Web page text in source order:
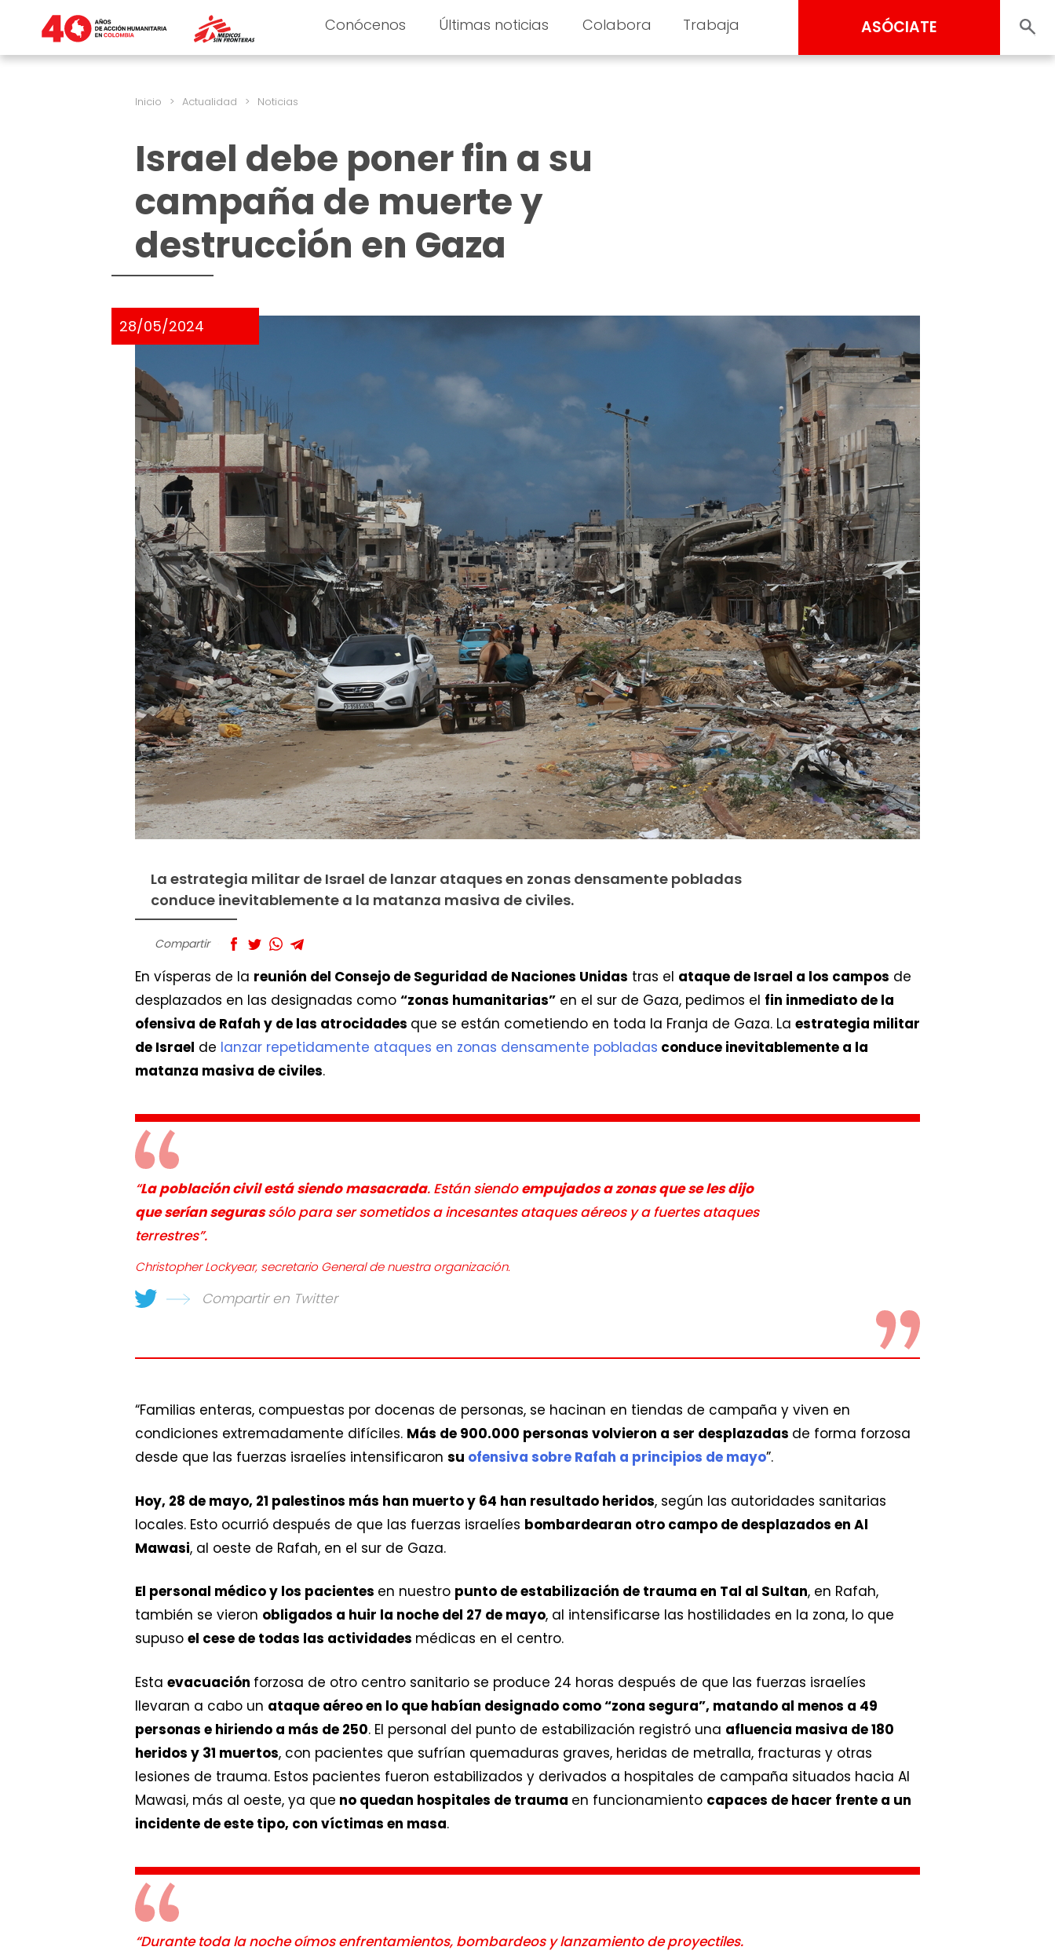
Conócenos Últimas noticias Colabora Trabaja ASÓCIATE
Inicio > Actualidad > Noticias
Israel debe poner fin a su
campaña de muerte y
destrucción en Gaza
28/05/2024
La estrategia militar de Israel de lanzar ataques en zonas densamente pobladas
conduce inevitablemente a la matanza masiva de civiles.
Compartir
En vísperas de la reunión del Consejo de Seguridad de Naciones Unidas tras el ataque de Israel a los campos de
desplazados en las designadas como “zonas humanitarias” en el sur de Gaza, pedimos el fin inmediato de la
ofensiva de Rafah y de las atrocidades que se están cometiendo en toda la Franja de Gaza. La estrategia militar
de Israel de lanzar repetidamente ataques en zonas densamente pobladas conduce inevitablemente a la
matanza masiva de civiles.
“La población civil está siendo masacrada. Están siendoempujados a zonas que se les dijo
que serían segurassólo para ser sometidos a incesantes ataques aéreos y a fuertes ataques
terrestres”.
Christopher Lockyear, secretario General de nuestra organización.
Compartir en Twitter
“Familias enteras, compuestas por docenas de personas, se hacinan en tiendas de campaña y viven en
condiciones extremadamente difíciles. Más de 900.000 personas volvieron a ser desplazadas de forma forzosa
desde que las fuerzas israelíes intensificaron su ofensiva sobre Rafah a principios de mayo”.
Hoy, 28 de mayo, 21 palestinos más han muerto y 64 han resultado heridos, según las autoridades sanitarias
locales. Esto ocurrió después de que las fuerzas israelíes bombardearan otro campo de desplazados en Al
Mawasi, al oeste de Rafah, en el sur de Gaza.
El personal médico y los pacientes en nuestro punto de estabilización de trauma en Tal al Sultan, en Rafah,
también se vieron obligados a huir la noche del 27 de mayo, al intensificarse las hostilidades en la zona, lo que
supuso el cese de todas las actividades médicas en el centro.
Esta evacuación forzosa de otro centro sanitario se produce 24 horas después de que las fuerzas israelíes
llevaran a cabo un ataque aéreo en lo que habían designado como “zona segura”, matando al menos a 49
personas e hiriendo a más de 250. El personal del punto de estabilización registró una afluencia masiva de 180
heridos y 31 muertos, con pacientes que sufrían quemaduras graves, heridas de metralla, fracturas y otras
lesiones de trauma. Estos pacientes fueron estabilizados y derivados a hospitales de campaña situados hacia Al
Mawasi, más al oeste, ya que no quedan hospitales de trauma en funcionamiento capaces de hacer frente a un
incidente de este tipo, con víctimas en masa.
“Durante toda la noche oímos enfrentamientos, bombardeos y lanzamiento de proyectiles.